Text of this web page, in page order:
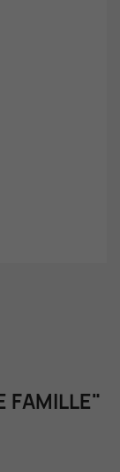
FAMILLE"